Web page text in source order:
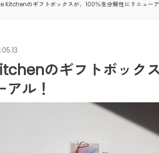
Kitchenのギフトボックスが、100％生分解性にリニューア
のギフトボック
ル！